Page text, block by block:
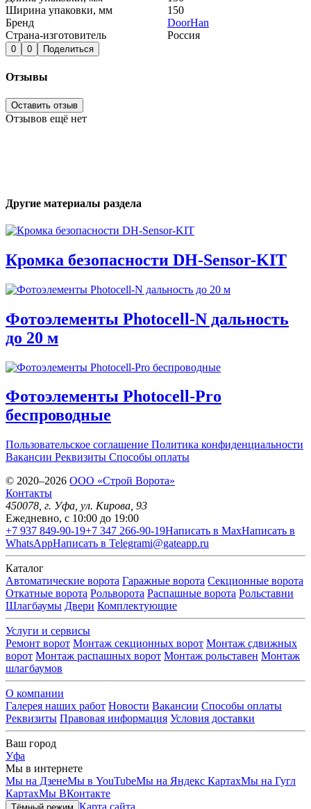
Ширина упаковки, мм
150
Бренд
DoorHan
Страна-изготовитель
Россия
0 0 Поделиться
Отзывы
Оставить отзыв
Отзывов ещё нет
Другие материалы раздела
Кромка безопасности DH-Sensor-KIT
Фотоэлементы Photocell-N дальность
до 20 м
Фотоэлементы Photocell-Pro
беспроводные
Пользовательское соглашение Политика конфиденциальности
Вакансии Реквизиты Способы оплаты
© 2020–2026 OOO «Строй Ворота»
Контакты
450078 , г. Уфа ул. Кирова, 93
Ежедневно, с 10:00 до 19:00
+7 937 849-90-19+7 347 266-90-19Написать в MaxНаписать в
WhatsAppНаписать в Telegrami@gateapp.ru
Каталог
Автоматические ворота Гаражные ворота Секционные ворота
Откатные ворота Рольворота Распашные ворота Рольставни
Шлагбаумы Двери Комплектующие
Услуги и сервисы
Ремонт ворот Монтаж секционных ворот Монтаж сдвижных
ворот Монтаж распашных ворот Монтаж рольставен Монтаж
шлагбаумов
О компании
Галерея наших работ Новости Вакансии Способы оплаты
Реквизиты Правовая информация Условия доставки
Ваш город
Уфа
Мы в интернете
Мы на ДзенеМы в YouTubeМы на Яндекс КартахМы на Гугл
КартахМы ВКонтакте